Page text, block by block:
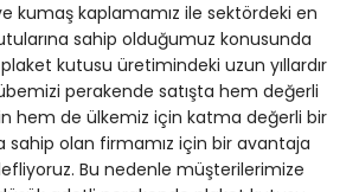
kumaş kaplamamız ile sektördeki en
sahip olduğumuz konusunda
plaket kutusu üretimindeki uzun yıllardır
perakende satışta hem değerli
hem de ülkemiz için katma değerli bir
sahip olan firmamız için bir avantaja
Bu nedenle müşterilerimize